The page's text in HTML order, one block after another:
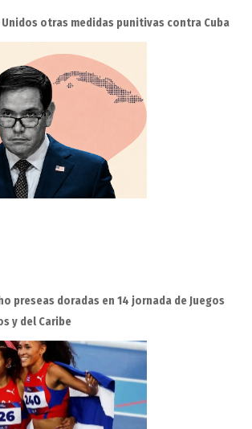
otras medidas punitivas contra Cuba
preseas doradas en 14 jornada de Juegos
y del Caribe